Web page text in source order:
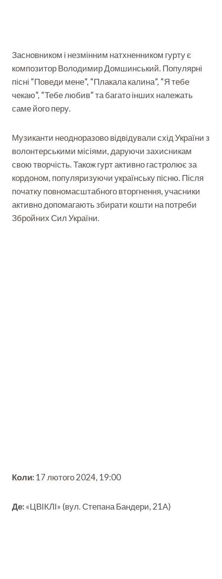
Засновником і незмінним натхненником гурту є
композитор Володимир Домшинський. Популярні
пісні “Поведи мене”, “Плакала калина”, “Я тебе
чекаю”, “Тебе любив” та багато інших належать
саме його перу.
Музиканти неодноразово відвідували схід України з
волонтерськими місіями, даруючи захисникам
свою творчість. Також гурт активно гастролює за
кордоном, популяризуючи українську пісню. Після
початку повномасштабного вторгнення, учасники
активно допомагають збирати кошти на потреби
Збройних Сил України.
Коли: 17 лютого 2024, 19:00
Де: «ЦВІКЛІ» (вул. Степана Бандери, 21А)